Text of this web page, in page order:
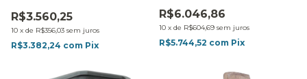
R$3.560,25
10 x de R$356,03 sem juros
R$3.382,24 com Pix
R$6.046,86
10 x de R$604,69 sem juros
R$5.744,52 com Pix